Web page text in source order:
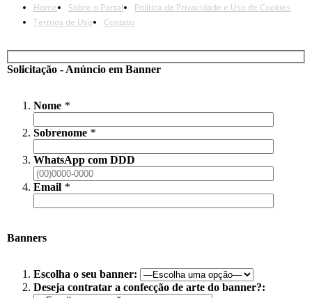
Home Sobre o Portal
Política de Privacidade e Uso de Cookies
Termos de Uso
Contato
Solicitação - Anúncio em Banner
Nome *
Sobrenome *
WhatsApp com DDD
Email *
Banners
Escolha o seu banner:
Deseja contratar a confecção de arte do banner?: